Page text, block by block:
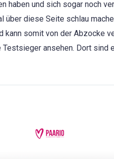
haben und sich sogar noch
über diese Seite schlau
kann somit von der Abzocke
ansehen. Dort sind